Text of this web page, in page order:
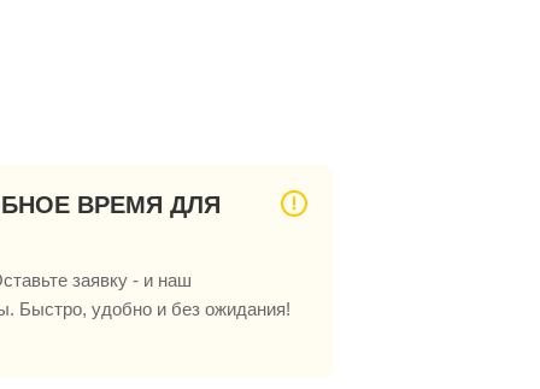
ВРЕМЯ ДЛЯ
заявку - и наш
Быстро, удобно и без ожидания!